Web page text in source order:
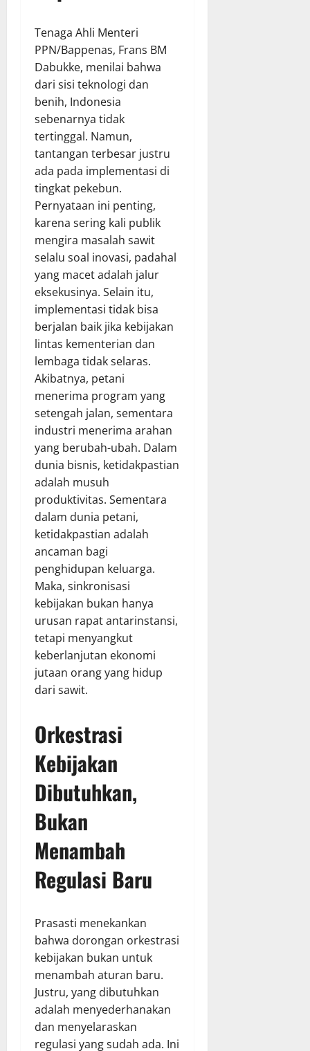
Tenaga Ahli Menteri
PPN/Bappenas, Frans BM
Dabukke, menilai bahwa
dari sisi teknologi dan
benih, Indonesia
sebenarnya tidak
tertinggal. Namun,
tantangan terbesar justru
ada pada implementasi di
tingkat pekebun.
Pernyataan ini penting,
karena sering kali publik
mengira masalah sawit
selalu soal inovasi, padahal
yang macet adalah jalur
eksekusinya. Selain itu,
implementasi tidak bisa
berjalan baik jika kebijakan
lintas kementerian dan
lembaga tidak selaras.
Akibatnya, petani
menerima program yang
setengah jalan, sementara
industri menerima arahan
yang berubah-ubah. Dalam
dunia bisnis, ketidakpastian
adalah musuh
produktivitas. Sementara
dalam dunia petani,
ketidakpastian adalah
ancaman bagi
penghidupan keluarga.
Maka, sinkronisasi
kebijakan bukan hanya
urusan rapat antarinstansi,
tetapi menyangkut
keberlanjutan ekonomi
jutaan orang yang hidup
dari sawit.
Orkestrasi
Kebijakan
Dibutuhkan,
Bukan
Menambah
Regulasi Baru
Prasasti menekankan
bahwa dorongan orkestrasi
kebijakan bukan untuk
menambah aturan baru.
Justru, yang dibutuhkan
adalah menyederhanakan
dan menyelaraskan
regulasi yang sudah ada. Ini